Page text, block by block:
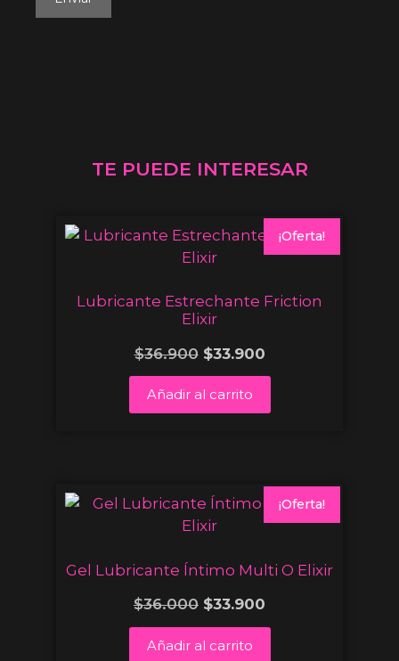
TE PUEDE INTERESAR
¡Oferta!
Lubricante Estrechante Friction
Elixir
$36.900 $33.900
Añadir al carrito
¡Oferta!
Gel Lubricante Íntimo Multi O Elixir
$36.000 $33.900
Añadir al carrito